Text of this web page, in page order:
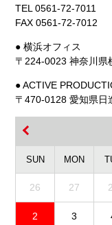
TEL 0561-72-7011
FAX 0561-72-7012
● 横浜オフィス
〒224-0023 神奈川県
● ACTIVE
〒470-0128 愛知県日
SUN MON
26 27
2 3